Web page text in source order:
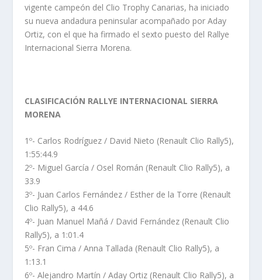
vigente campeón del Clio Trophy Canarias, ha iniciado
su nueva andadura peninsular acompañado por Aday
Ortiz, con el que ha firmado el sexto puesto del Rallye
Internacional Sierra Morena.
CLASIFICACIÓN RALLYE INTERNACIONAL SIERRA
MORENA
1º- Carlos Rodríguez / David Nieto (Renault Clio Rally5),
1:55:44.9
2º- Miguel García / Osel Román (Renault Clio Rally5), a
33.9
3º- Juan Carlos Fernández / Esther de la Torre (Renault
Clio Rally5), a 44.6
4º- Juan Manuel Mañá / David Fernández (Renault Clio
Rally5), a 1:01.4
5º- Fran Cima / Anna Tallada (Renault Clio Rally5), a
1:13.1
6º- Alejandro Martín / Aday Ortiz (Renault Clio Rally5), a